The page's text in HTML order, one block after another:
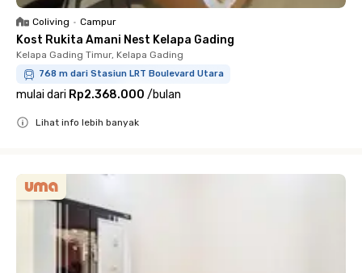
Coliving • Campur
Kost Rukita Amani Nest Kelapa Gading
Kelapa Gading Timur, Kelapa Gading
768 m dari Stasiun LRT Boulevard Utara
mulai dari Rp2.368.000 /bulan
Lihat info lebih banyak